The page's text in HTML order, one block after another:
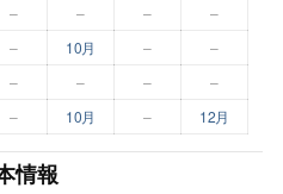
– – –
–
– 10月 – –
– – –
–
– 10月 – 12月
情報